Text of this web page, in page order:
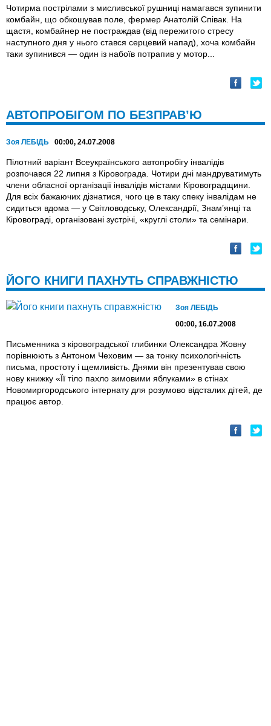
Чотирма пострілами з мисливської рушниці намагався зупинити
комбайн, що обкошував поле, фермер Анатолій Співак. На
щастя, комбайнер не постраждав (від пережитого стресу
наступного дня у нього стався серцевий напад), хоча комбайн
таки зупинився — один із набоїв потрапив у мотор...
АВТОПРОБІГОМ ПО БЕЗПРАВ’Ю
Зоя ЛЕБІДЬ 00:00, 24.07.2008
Пілотний варіант Всеукраїнського автопробігу інвалідів
розпочався 22 липня з Кіровограда. Чотири дні мандруватимуть
члени обласної організації інвалідів містами Кіровоградщини.
Для всіх бажаючих дізнатися, чого це в таку спеку інвалідам не
сидиться вдома — у Світловодську, Олександрії, Знам’янці та
Кіровограді, організовані зустрічі, «круглі столи» та семінари.
ЙОГО КНИГИ ПАХНУТЬ СПРАВЖНІСТЮ
Зоя ЛЕБІДЬ
00:00, 16.07.2008
Письменника з кіровоградської глибинки Олександра Жовну
порівнюють з Антоном Чеховим — за тонку психологічність
письма, простоту і щемливість. Днями він презентував свою
нову книжку «Її тіло пахло зимовими яблуками» в стінах
Новомиргородського інтернату для розумово відсталих дітей, де
працює автор.